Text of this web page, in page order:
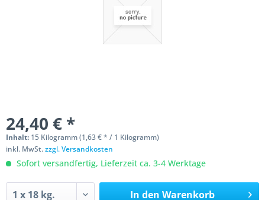
24,40 € *
Inhalt: 15 Kilogramm (1,63 € * / 1 Kilogramm)
inkl. MwSt.zzgl. Versandkosten
Sofort versandfertig, Lieferzeit ca. 3-4 Werktage
In den Warenkorb